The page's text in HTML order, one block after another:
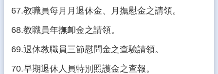
67.教職員每月月退休金、月撫慰金之請領。
68.教職員年撫卹金之請領。
69.退休教職員三節慰問金之查驗請領。
70.早期退休人員特別照護金之查報。